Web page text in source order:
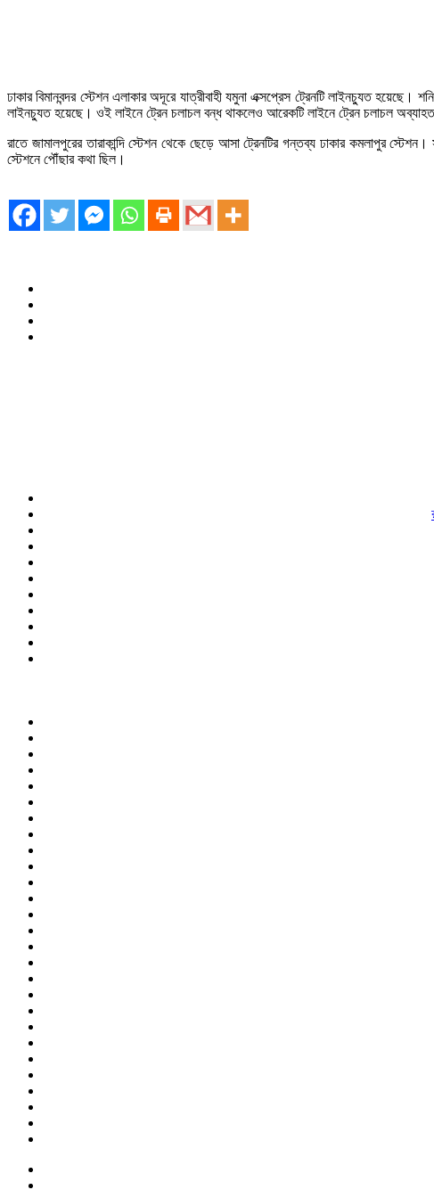
ঢাকার বিমানবন্দর স্টেশন এলাকার অদূরে যাত্রীবাহী যমুনা এক্সপ্রেস ট্রেনটি লাইনচ্যুত হয়েছে।
লাইনচ্যুত হয়েছে। ওই লাইনে ট্রেন চলাচল বন্ধ থাকলেও আরেকটি লাইনে ট্রেন চলাচল
রাতে জামালপুরের তারাকান্দি স্টেশন থেকে ছেড়ে আসা ট্রেনটির গন্তব্য ঢাকার কমলাপুর
স্টেশনে পৌঁছার কথা ছিল।